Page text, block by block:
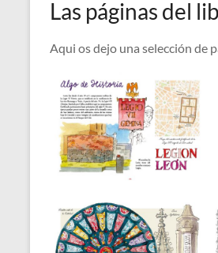
Las páginas del
Aqui os dejo una selección de